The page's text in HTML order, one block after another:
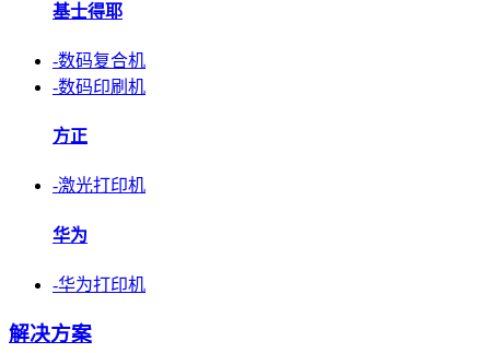
基士得耶
-数码复合机
-数码印刷机
方正
-激光打印机
华为
-华为打印机
解决方案